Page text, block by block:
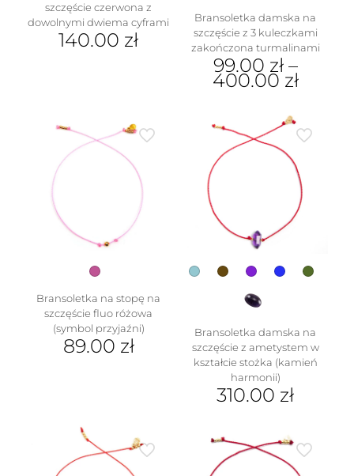
szczęście czerwona z
dowolnymi dwiema cyframi
140.00 zł
Bransoletka damska na
szczęście z 3 kuleczkami
zakończona turmalinami
99.00 zł–
400.00 zł
produkt
ma
wiele
wariantów.
stronie
produktu
Bransoletka na stopę na
szczęście fluo różowa
(symbol przyjaźni)
89.00 zł
Bransoletka damska na
szczęście z ametystem w
kształcie stożka (kamień
harmonii)
310.00 zł
ma
wiele